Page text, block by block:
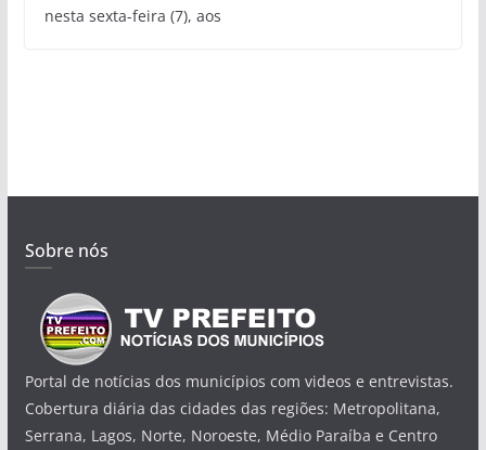
nesta sexta-feira (7), aos
Sobre nós
Portal de notícias dos municípios com videos e entrevistas.
Cobertura diária das cidades das regiões: Metropolitana,
Serrana, Lagos, Norte, Noroeste, Médio Paraíba e Centro